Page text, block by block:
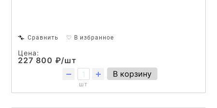
Сравнить ♡ В избранное
Цена:
227 800 ₽/шт
шт
В корзину